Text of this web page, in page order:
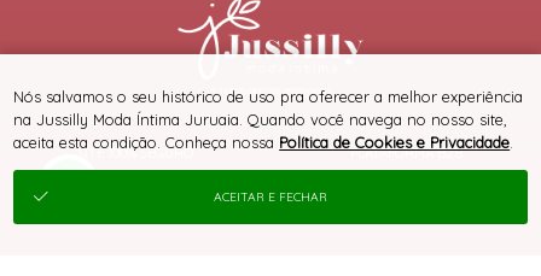
SITE 100% SEGURO PLATAFORMA B2B
® TODOS DIREITOS RESERVADOS
Nós salvamos o seu histórico de uso pra oferecer a melhor experiência
na Jussilly Moda Íntima Juruaia. Quando você navega no nosso site,
aceita esta condição. Conheça nossa Política de Cookies e Privacidade
ACEITAR E FECHAR